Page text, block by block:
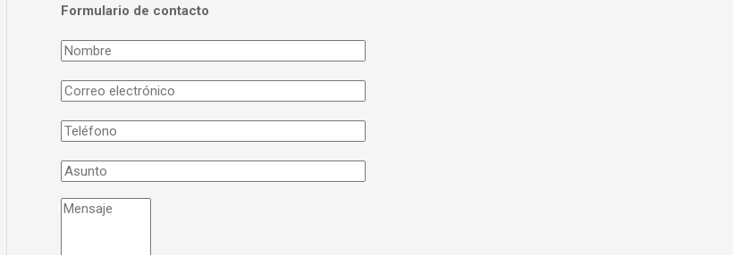
Formulario de contacto